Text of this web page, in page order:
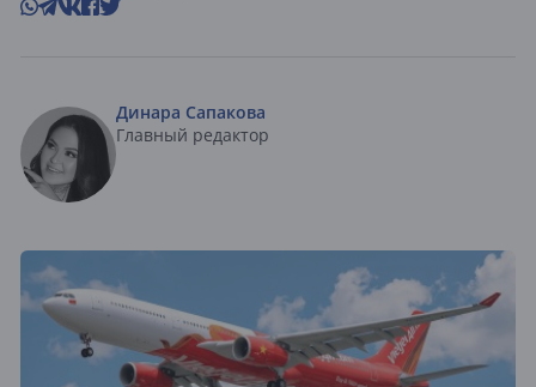
Динара Сапакова
Главный редактор